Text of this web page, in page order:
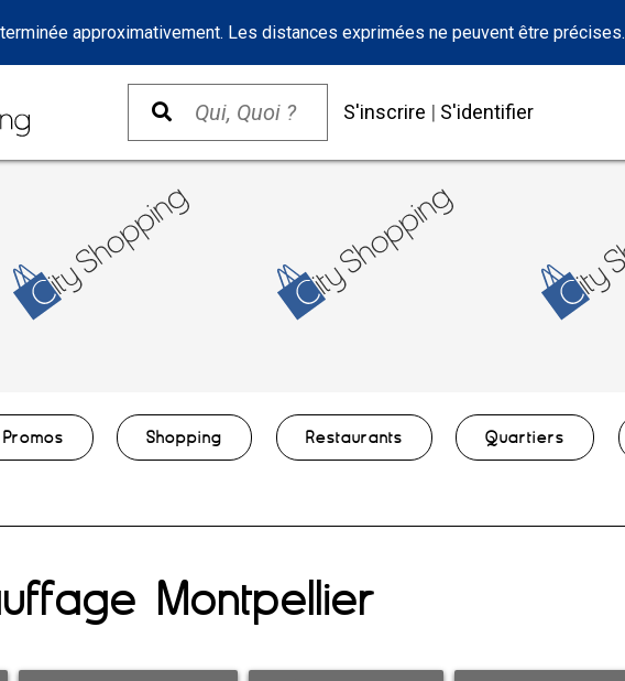
approximativement. Les distances exprimées ne peuvent être précises.
S'inscrire | S'identifier
Promos Shopping Restaurants Quartiers
Montpellier